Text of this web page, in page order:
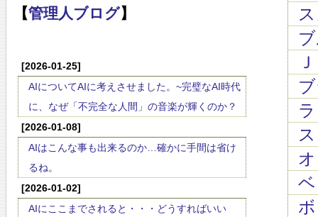
【管理人ブログ】
[2026-01-25]
AIについてAIに考えさせました。~完璧なAI時代
に、なぜ「不完全な人間」の音楽が輝くのか？
[2026-01-08]
AIはこんな事も出来るのか…確かに手間は省け
るね。
[2026-01-02]
AIにここまでされると・・・どうすればいい